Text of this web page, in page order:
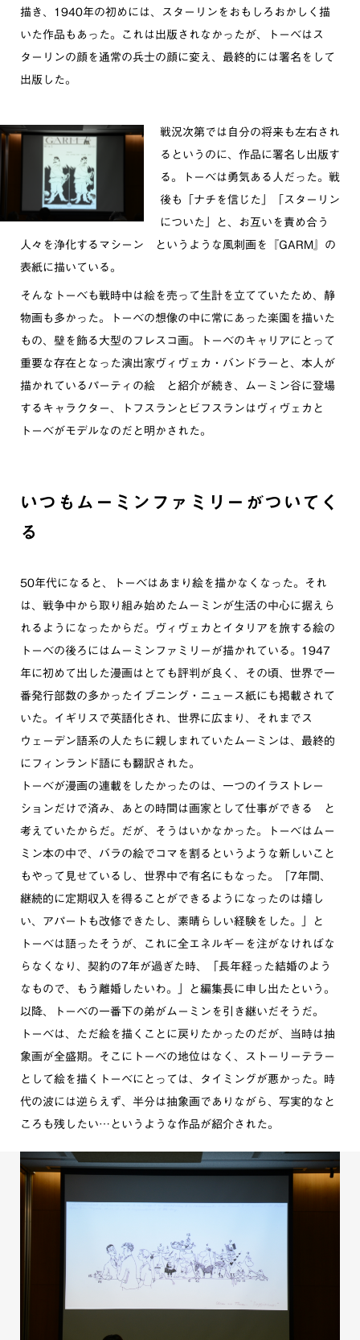
描き、1940年の初めには、スターリンをおもしろおかしく描
いた作品もあった。これは出版されなかったが、トーベはス
ターリンの顔を通常の兵士の顔に変え、最終的には署名をして
出版した。
戦況次第では自分の将来も左右され
るというのに、作品に署名し出版す
る。トーベは勇気ある人だった。戦
後も「ナチを信じた」「スターリン
についた」と、お互いを責め合う
人々を浄化するマシーン というような風刺画を『GARM』の
表紙に描いている。
そんなトーベも戦時中は絵を売って生計を立てていたため、静
物画も多かった。トーベの想像の中に常にあった楽園を描いた
もの、壁を飾る大型のフレスコ画。トーベのキャリアにとって
重要な存在となった演出家ヴィヴェカ・バンドラーと、本人が
描かれているパーティの絵 と紹介が続き、ムーミン谷に登場
するキャラクター、トフスランとビフスランはヴィヴェカと
トーベがモデルなのだと明かされた。
いつもムーミンファミリーがついてく
る
50年代になると、トーベはあまり絵を描かなくなった。それ
は、戦争中から取り組み始めたムーミンが生活の中心に据えら
れるようになったからだ。ヴィヴェカとイタリアを旅する絵の
トーベの後ろにはムーミンファミリーが描かれている。1947
年に初めて出した漫画はとても評判が良く、その頃、世界で一
番発行部数の多かったイブニング・ニュース紙にも掲載されて
いた。イギリスで英語化され、世界に広まり、それまでス
ウェーデン語系の人たちに親しまれていたムーミンは、最終的
にフィンランド語にも翻訳された。
トーベが漫画の連載をしたかったのは、一つのイラストレー
ションだけで済み、あとの時間は画家として仕事ができる と
考えていたからだ。だが、そうはいかなかった。トーベはムー
ミン本の中で、バラの絵でコマを割るというような新しいこと
もやって見せているし、世界中で有名にもなった。「7年間、
継続的に定期収入を得ることができるようになったのは嬉し
い、アパートも改修できたし、素晴らしい経験をした。」と
トーベは語ったそうが、これに全エネルギーを注がなければな
らなくなり、契約の7年が過ぎた時、「長年経った結婚のよう
なもので、もう離婚したいわ。」と編集長に申し出たという。
以降、トーベの一番下の弟がムーミンを引き継いだそうだ。
トーベは、ただ絵を描くことに戻りたかったのだが、当時は抽
象画が全盛期。そこにトーベの地位はなく、ストーリーテラー
として絵を描くトーベにとっては、タイミングが悪かった。時
代の波には逆らえず、半分は抽象画でありながら、写実的なと
ころも残したい…というような作品が紹介された。